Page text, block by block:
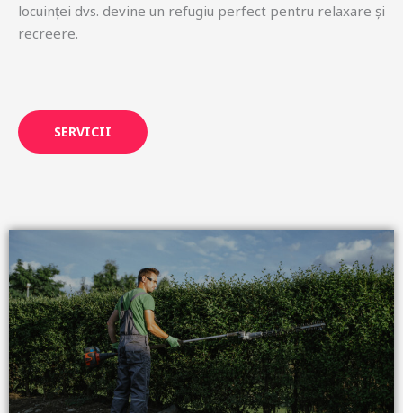
locuinței dvs. devine un refugiu perfect pentru relaxare și
recreere.
SERVICII